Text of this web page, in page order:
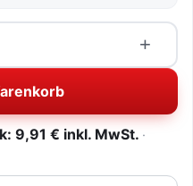
+
9,91 € inkl. MwSt.